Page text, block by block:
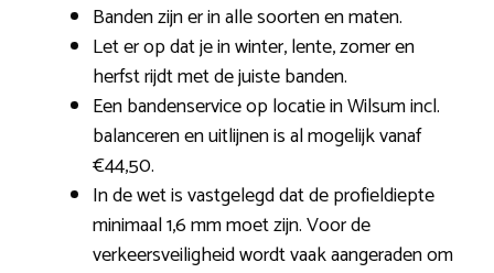
Banden zijn er in alle soorten en maten.
Let er op dat je in winter, lente, zomer en
herfst rijdt met de juiste banden.
Een bandenservice op locatie in Wilsum incl.
balanceren en uitlijnen is al mogelijk vanaf
€44,50.
In de wet is vastgelegd dat de profieldiepte
minimaal 1,6 mm moet zijn. Voor de
verkeersveiligheid wordt vaak aangeraden om